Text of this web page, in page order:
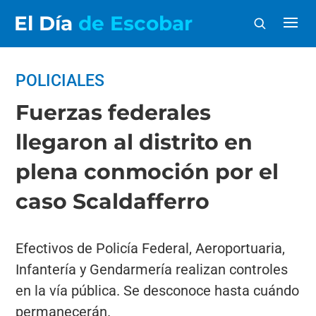
El Día de Escobar
POLICIALES
Fuerzas federales
llegaron al distrito en
plena conmoción por el
caso Scaldafferro
Efectivos de Policía Federal, Aeroportuaria,
Infantería y Gendarmería realizan controles
en la vía pública. Se desconoce hasta cuándo
permanecerán.